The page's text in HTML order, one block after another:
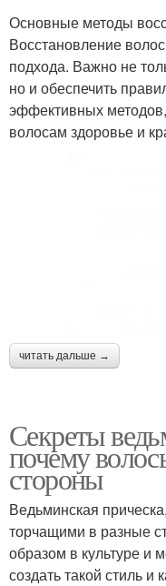
Основные методы
Восстановление
подхода. Важно не
но и обеспечить
эффективных
волосам здоровье и
читать дальше →
Секреты
почему
стороны
Ведьминская
торчащими в разные
образом в культуре и
создать такой стиль и